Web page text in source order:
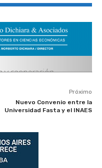
Próximo
Nuevo Convenio entre la
Universidad Fasta y el INAES